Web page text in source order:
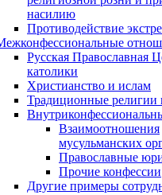
насилию
Противодействие
Русская Православная
католики
Христианство и ислам
Традиционные религии
Взаимоотношения
мусульманских
Православные
Прочие конфессии
Другие примеры